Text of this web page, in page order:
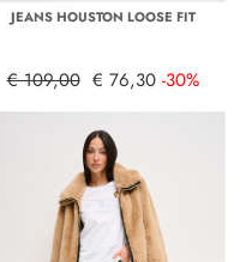
JEANS HOUSTON LOOSE FIT
€ 109,00 € 76,30 -30%